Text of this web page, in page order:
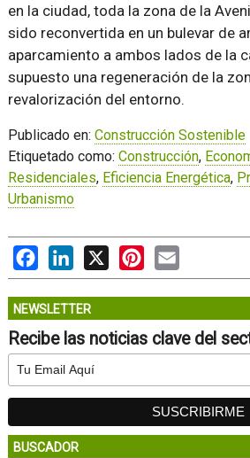
en la ciudad, toda la zona de la
sido reconvertida en un bulevar de
aparcamiento a ambos lados de la
supuesto una regeneración de la
revalorización del entorno.
Publicado en: Construcción Sostenible
Etiquetado como: Construcción,
Residenciales, Eficiencia Energética,
Urbanismo
FacebookLinkedIn
X PinterestEmail
NEWSLETTER
Recibe las noticias clave del
BUSCADOR